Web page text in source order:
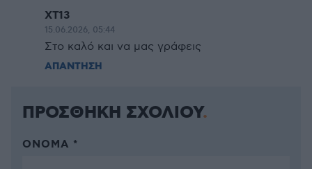
XT13
15.06.2026, 05:44
Στο καλό και να μας γράφεις
ΑΠΑΝΤΗΣΗ
ΠΡΟΣΘΗΚΗ ΣΧΟΛΙΟΥ
ΌΝΟΜΑ *